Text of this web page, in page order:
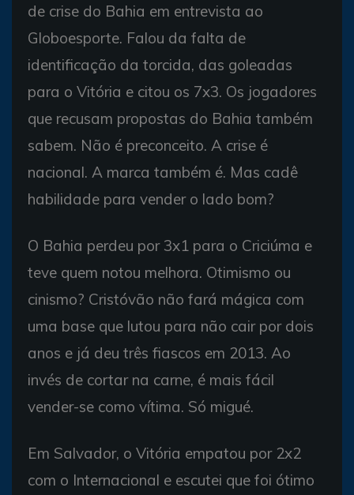
de crise do Bahia em entrevista ao
Globoesporte. Falou da falta de
identificação da torcida, das goleadas
para o Vitória e citou os 7x3. Os jogadores
que recusam propostas do Bahia também
sabem. Não é preconceito. A crise é
nacional. A marca também é. Mas cadê
habilidade para vender o lado bom?
O Bahia perdeu por 3x1 para o Criciúma e
teve quem notou melhora. Otimismo ou
cinismo? Cristóvão não fará mágica com
uma base que lutou para não cair por dois
anos e já deu três fiascos em 2013. Ao
invés de cortar na carne, é mais fácil
vender-se como vítima. Só migué.
Em Salvador, o Vitória empatou por 2x2
com o Internacional e escutei que foi ótimo